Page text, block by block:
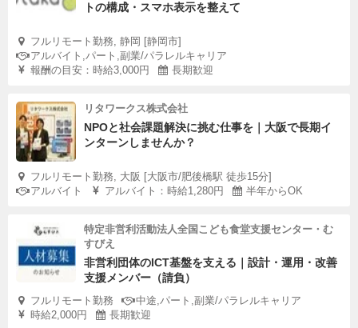
トの構成・スマホ表示を整えて
フルリモート勤務, 静岡 [静岡市]
アルバイト,パート,副業/パラレルキャリア
報酬の目安：時給3,000円
長期歓迎
リタワークス株式会社
NPOと社会課題解決に挑む仕事を｜大阪で長期イ
ンターンしませんか？
フルリモート勤務, 大阪 [大阪市/肥後橋駅 徒歩15分]
アルバイト
アルバイト：時給1,280円 半年からOK
特定非営利活動法人全国こども食堂支援センター・む
すびえ
非営利団体のICT基盤を支える｜設計・運用・改善
支援メンバー（請負）
フルリモート勤務
中途,パート,副業/パラレルキャリア
時給2,000円
長期歓迎